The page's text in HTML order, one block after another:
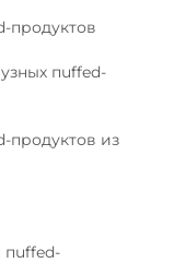
продуктов
пuffed-
продуктов из
пuffed-